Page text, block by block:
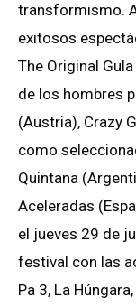
transformismo.
exitosos
The Original
de los hombres
(Austria), Crazy
como
Quintana
Aceleradas
el jueves 29 de
festival con las
Pa 3, La